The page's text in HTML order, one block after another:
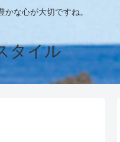
な心が大切ですね。
タイル